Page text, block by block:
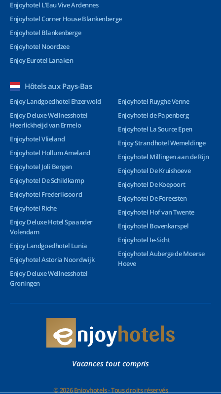
Enjoyhotel L’Eau Vive Ardennes
Enjoyhotel Corner House Blankenberge
Enjoyhotel Blankenberge
Enjoyhotel Noordzee
Enjoy Eurotel Lanaken
Hôtels aux Pays-Bas
Enjoy Landgoedhotel Ehzerwold
Enjoy Deluxe Wellnesshotel
Heerlickheijd van Ermelo
Enjoyhotel Vlieland
Enjoyhotel Hollum Ameland
Enjoyhotel Joli Bergen
Enjoyhotel De Schildkamp
Enjoyhotel Frederiksoord
Enjoyhotel Riche
Enjoy Deluxe Hotel Spaander
Volendam
Enjoy Landgoedhotel Lunia
Enjoyhotel Astoria Noordwijk
Enjoy Deluxe Wellnesshotel
Groningen
Enjoyhotel Ruyghe Venne
Enjoyhotel de Papenberg
Enjoyhotel La Source Epen
Enjoy Strandhotel Wemeldinge
Enjoyhotel Millingen aan de Rijn
Enjoyhotel De Kruishoeve
Enjoyhotel De Koepoort
Enjoyhotel De Foreesten
Enjoyhotel Hof van Twente
Enjoyhotel Bovenkarspel
Enjoyhotel Ie-Sicht
Enjoyhotel Auberge de Moerse
Hoeve
Vacances tout compris
© 2026 Enjoyhotels - Tous droits réservés